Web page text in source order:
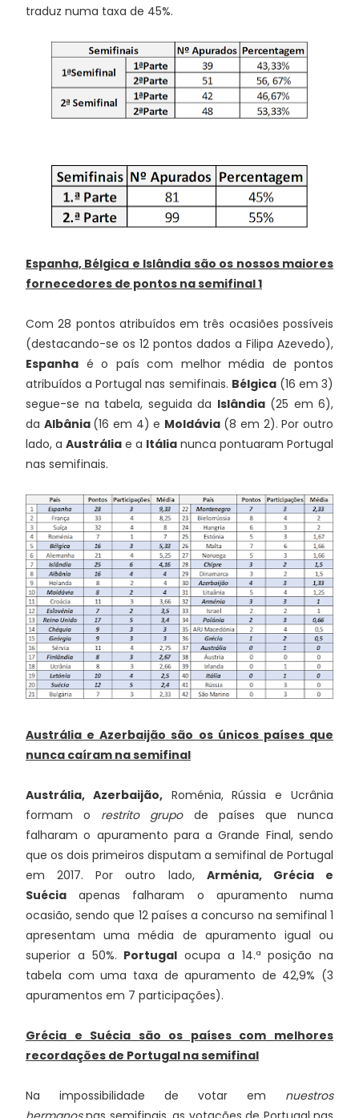
traduz numa taxa de 45%.
Espanha, Bélgica e Islândia são os nossos maiores
fornecedores de pontos na semifinal 1
Com 28 pontos atribuídos em três ocasiões possíveis
(destacando-se os 12 pontos dados a Filipa Azevedo),
Espanha é o país com melhor média de pontos
atribuídos a Portugal nas semifinais. Bélgica(16 em 3)
segue-se na tabela, seguida da Islândia(25 em 6),
da Albânia (16 em 4) e Moldávia(8 em 2). Por outro
lado, a Austrália e a Itália nunca pontuaram Portugal
nas semifinais.
Austrália e Azerbaijão são os únicos países que
nunca caíram na semifinal
Austrália, Azerbaijão,Roménia, Rússia e Ucrânia
formam o restrito grupode países que nunca
falharam o apuramento para a Grande Final, sendo
que os dois primeiros disputam a semifinal de Portugal
em 2017. Por outro lado, Arménia, Grécia e
Suécia apenas falharam o apuramento numa
ocasião, sendo que 12 países a concurso na semifinal 1
apresentam uma média de apuramento igual ou
superior a 50%. Portugal ocupa a 14.ª posição na
tabela com uma taxa de apuramento de 42,9% (3
apuramentos em 7 participações).
Grécia e Suécia são os países com melhores
recordações de Portugal na semifinal
Na impossibilidade de votar em nuestros